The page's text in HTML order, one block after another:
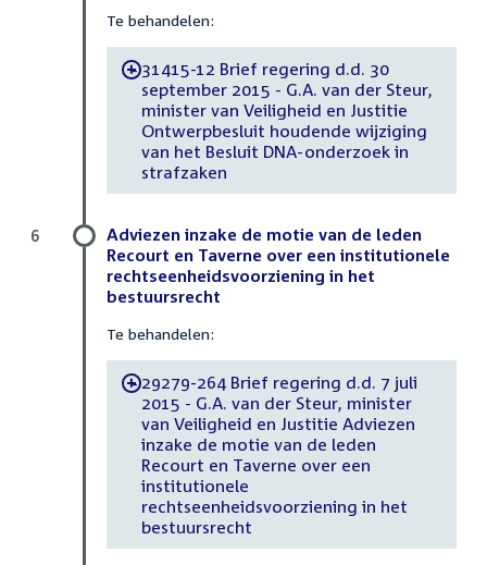
Te behandelen:
-31415-12 Brief regering d.d. 30
september 2015 - G.A. van der Steur,
minister van Veiligheid en Justitie
Ontwerpbesluit houdende wijziging
van het Besluit DNA-onderzoek in
strafzaken
Adviezen inzake de motie van de leden
Recourt en Taverne over een institutionele
rechtseenheidsvoorziening in het
bestuursrecht
Te behandelen:
-29279-264 Brief regering d.d. 7 juli
2015 - G.A. van der Steur, minister
van Veiligheid en Justitie Adviezen
inzake de motie van de leden
Recourt en Taverne over een
institutionele
rechtseenheidsvoorziening in het
bestuursrecht
6